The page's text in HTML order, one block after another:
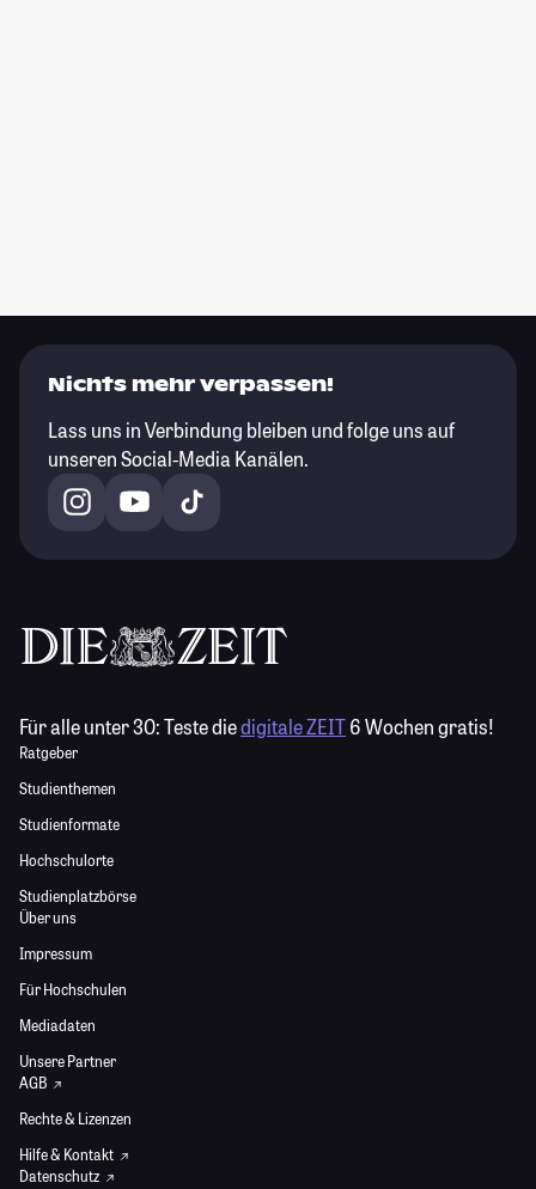
Nichts mehr verpassen!
Lass uns in Verbindung bleiben und folge uns auf
unseren Social-Media Kanälen.
Für alle unter 30:Teste diedigitale ZEIT6 Wochen gratis!
Ratgeber
Studienthemen
Studienformate
Hochschulorte
Studienplatzbörse
Über uns
Impressum
Für Hochschulen
Mediadaten
Unsere Partner
AGB
Rechte & Lizenzen
Hilfe & Kontakt
Datenschutz